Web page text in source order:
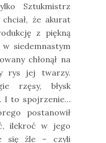
Sztukmistrz
że akurat
z piękną
w siedemnastym
chłonął na
rys jej twarzy.
rzęsy, błysk
I to spojrzenie…
postanowił
ilekroć w jego
się źle – czyli